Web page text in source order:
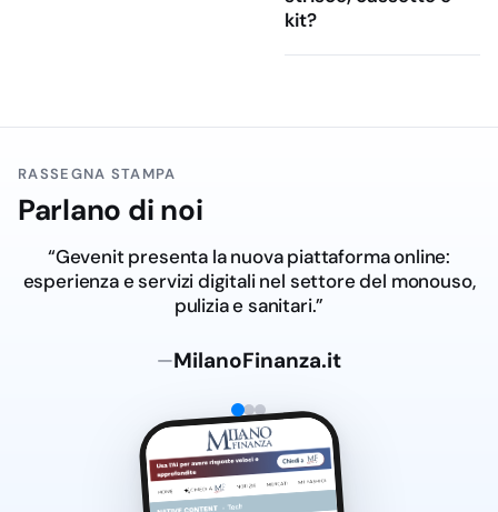
Cosa propone LH
Il catalogo LH
comprende prodotti per
la disinfezione di
superfici e ambienti,
articoli pronti all’uso per
Nelle forniture ricorrenti
contano soprattutto tre
aspetti: formato,
kit?
RASSEGNA STAMPA
Parlano di noi
“Gevenit presenta la nuova piattaforma online:
esperienza e servizi digitali nel settore del monouso,
pulizia e sanitari.”
—MilanoFinanza.it